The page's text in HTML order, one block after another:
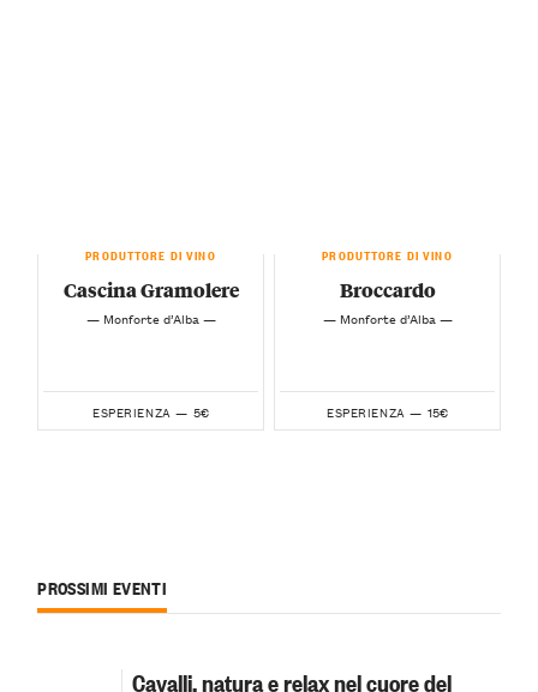
PRODUTTORE DI VINO
Cascina Gramolere
— Monforte d’Alba —
ESPERIENZA — 5€
PRODUTTORE DI VINO
Broccardo
— Monforte d’Alba —
ESPERIENZA — 15€
PROSSIMI EVENTI
Cavalli, natura e relax nel cuore del